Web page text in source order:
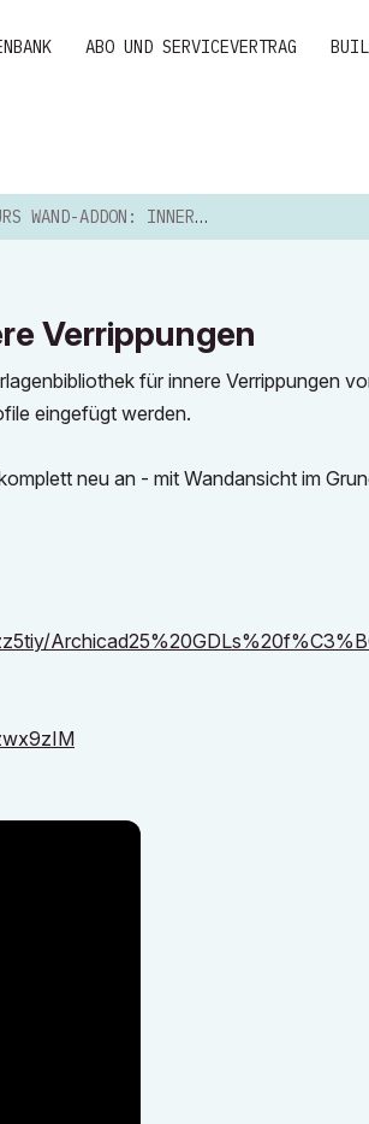
ABO UND SERVICEVERTRAG
WAND-ADDON: INNERE VERRIPPUNGEN
Verrippungen
für innere Verrippungen
eingefügt werden.
neu an - mit Wandansicht im